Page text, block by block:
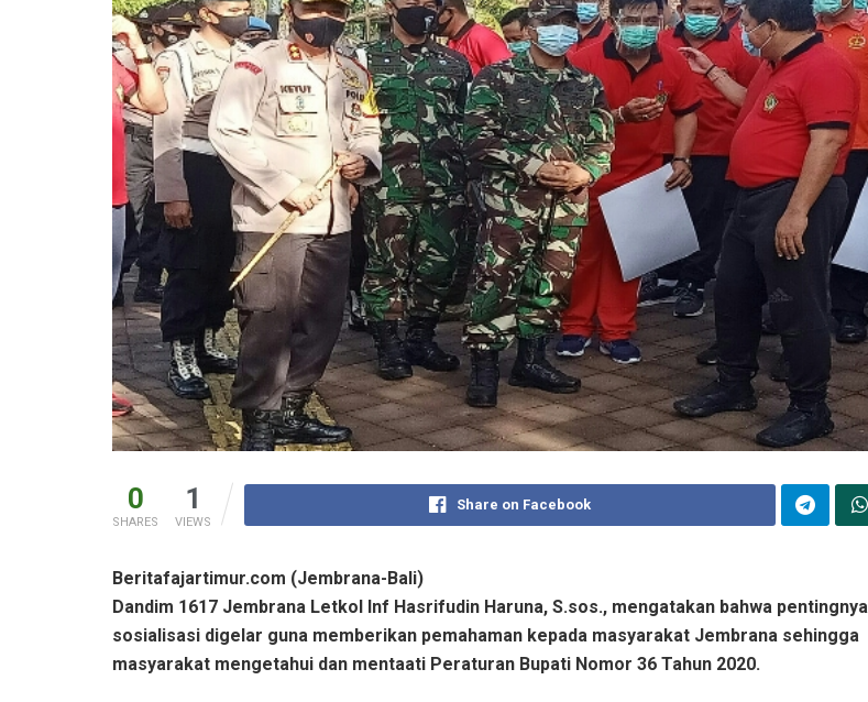
0
SHARES
1
VIEWS
Share on Facebook
Beritafajartimur.com (Jembrana-Bali)
Dandim 1617 Jembrana Letkol Inf Hasrifudin Haruna, S.sos., mengatakan bahwa pentingnya
sosialisasi digelar guna memberikan pemahaman kepada masyarakat Jembrana sehingga
masyarakat mengetahui dan mentaati Peraturan Bupati Nomor 36 Tahun 2020.